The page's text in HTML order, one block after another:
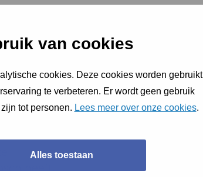
van cookies
cookies. Deze cookies worden gebruikt
te verbeteren. Er wordt geen gebruik
tot personen. Lees meer over onze cookies.
Alles toestaan
je
Ik
heeft